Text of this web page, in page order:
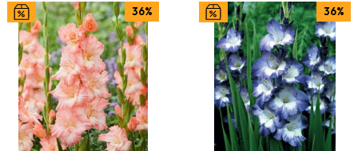
36% 36%